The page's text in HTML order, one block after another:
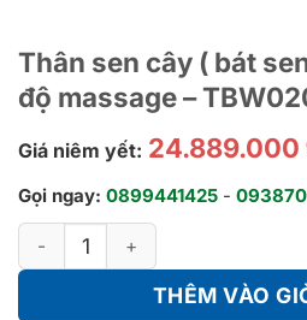
Thân sen cây ( bát
độ massage –
Giá niêm yết: 24.889.000
Gọi ngay: 0899441425 -
Thân sen cây ( bát sen vuông ) 2
THÊM VÀO